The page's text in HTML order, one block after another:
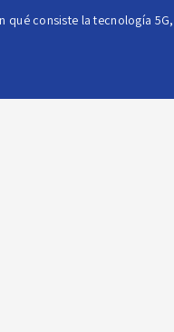
qué consiste la tecnología 5G,